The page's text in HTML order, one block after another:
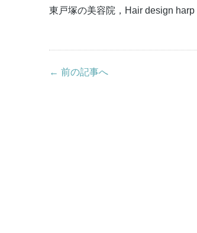
東戸塚の美容院，Hair design harp
← 前の記事へ